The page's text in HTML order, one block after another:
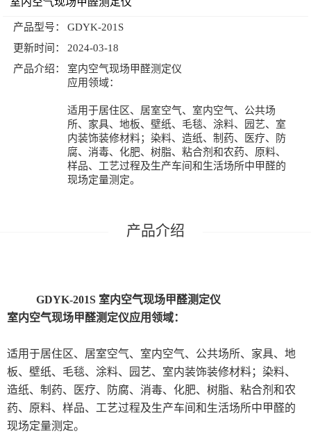
产品型号：
GDYK-201S
更新时间：
2024-03-18
产品介绍：
室内空气现场甲醛测定仪
应用领域：
适用于居住区、居室空气、室内空气、公共场
所、家具、地板、壁纸、毛毯、涂料、园艺、室
内装饰装修材料；染料、造纸、制药、医疗、防
腐、消毒、化肥、树脂、粘合剂和农药、原料、
样品、工艺过程及生产车间和生活场所中甲醛的
现场定量测定。
GDYK-201S 室内空气现场甲醛测定仪
室内空气现场甲醛测定仪应用领域：
适用于居住区、居室空气、室内空气、公共场所、家具、地
板、壁纸、毛毯、涂料、园艺、室内装饰装修材料；染料、
造纸、制药、医疗、防腐、消毒、化肥、树脂、粘合剂和农
药、原料、样品、工艺过程及生产车间和生活场所中甲醛的
现场定量测定。